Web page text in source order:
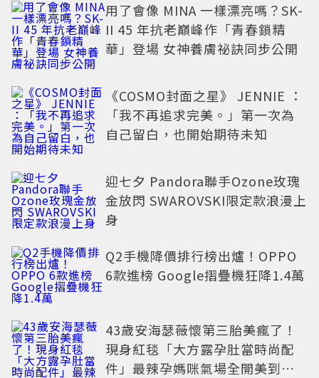
用了會像 MINA 一樣漂亮嗎？SK-
II 45 年抗老巔峰作「青春鎖精
華」登場 女神養膚祕訣同步公開
《COSMO封面之星》 JENNIE ：
「我不再追求完美。」第一次為
自己留白，也開始期待未知
迎七夕 Pandora聯手Ozone玫瑰
金放閃 SWAROVSKI限定款浪漫上
身
Q2手機降價排行榜出爐！OPPO
6款進榜 Google摺疊機狂降1.4萬
43歲安海瑟薇懷第三胎美瘋了！
現身紅毯「大方露孕肚當時尚配
件」最辣孕媽咪氣場全開美到發